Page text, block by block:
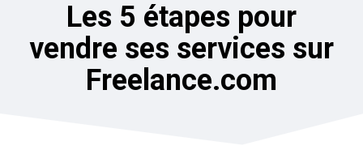
Les 5 étapes pour
vendre ses services sur
Freelance.com